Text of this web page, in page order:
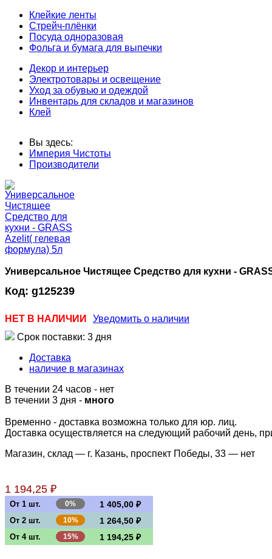
Клейкие ленты
Стрейч-плёнки
Посуда одноразовая
Фольга и бумага для выпечки
Декор и интерьер
Электротовары и освещение
Уход за обувью и одеждой
Инвентарь для складов и магазинов
Клей
Вы здесь:
Империя Чистоты
Производители
Универсальное Чистящее Средство для кухни -
Код: g125239
НЕТ В НАЛИЧИИ
Уведомить о наличии
Срок поставки: 3 дня
Доставка
наличие в магазинах
В течении 24 часов - нет
В течении 3 дня - много
Временно - доставка возможна только для юр. лиц.
Доставка осуществляется на следующий рабочий день,
Магазин, склад — г. Казань, проспект Победы, 33 — нет
1 194,25 ₽
От 1 шт. 0% 1 405,00 ₽
От 2 шт. 10% 1 264,50 ₽
От 4 шт. 15% 1 194,25 ₽